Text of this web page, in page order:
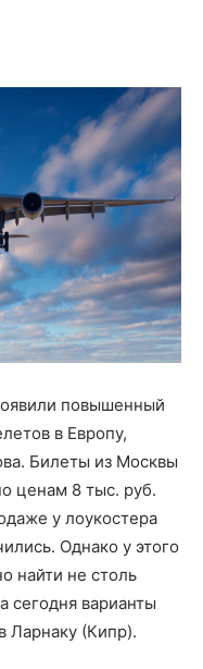
повышенный
в Европу,
Билеты из Москвы
ценам 8 тыс. руб.
у лоукостера
Однако у этого
найти не столь
варианты
Ларнаку (Кипр).